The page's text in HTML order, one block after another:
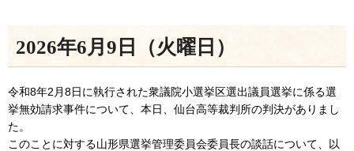
2026年6月9日（火曜日）
令和8年2月8日に執行された衆議院小選挙区選出議員選挙に係る選
挙無効請求事件について、本日、仙台高等裁判所の判決がありまし
た。
このことに対する山形県選挙管理委員会委員長の談話について、以